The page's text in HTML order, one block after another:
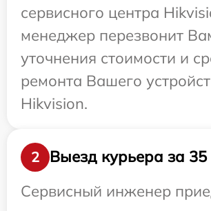
сервисного центра
менеджер перезвонит
уточнения стоимости и
ремонта Вашего
Hikvision.
2
Выезд курьера за 35
Сервисный инженер